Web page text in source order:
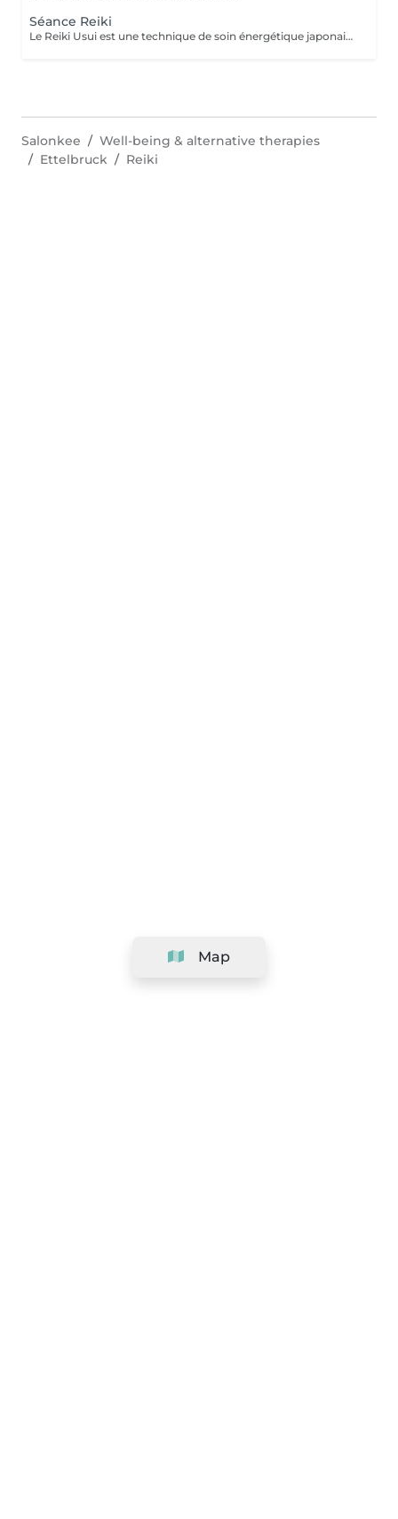
Séance Reiki
Le Reiki Usui est une technique de soin énergétique japonaise, fondée par Mikao Usui au début du XXème siècle. Elle repose sur le principe de transmission de l'énergie universelle par imposition des mains pour favoriser la guérison et le bien-être. Les bienfaits du Reiki incluent l'harmonisation du corps et de l'esprit, la réduction du stress et la promotion de la relaxation pour une amélioration de la qualité du sommeil, le renforcement du système immunitaire et l'équilibrage des émotions. Le Reiki peut être utilisé pour soulager une douleur ponctuelle ou pour accompagner un traitement plus lourd.
Map
Salonkee
Well-being & alternative therapies
Ettelbruck
Reiki